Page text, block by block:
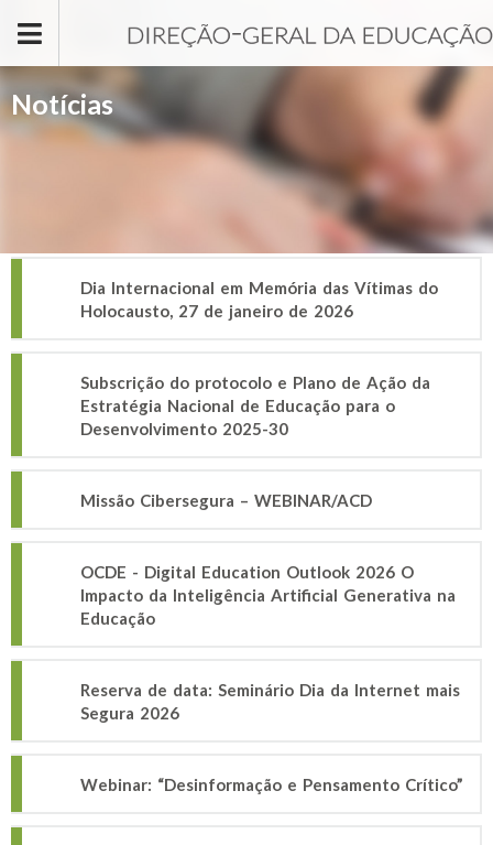
Notícias
Dia Internacional em Memória das Vítimas do
Holocausto, 27 de janeiro de 2026
Subscrição do protocolo e Plano de Ação da
Estratégia Nacional de Educação para o
Desenvolvimento 2025-30
Missão Cibersegura – WEBINAR/ACD
OCDE - Digital Education Outlook 2026 O
Impacto da Inteligência Artificial Generativa na
Educação
Reserva de data: Seminário Dia da Internet mais
Segura 2026
Webinar: “Desinformação e Pensamento Crítico”